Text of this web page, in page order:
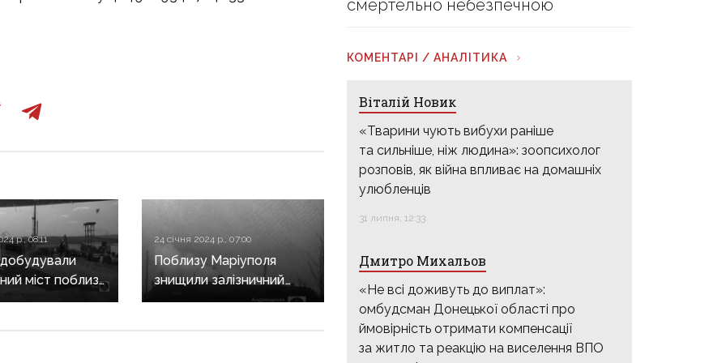
р., 08:11
міст поблизу
Маріуполя
24 січня 2024 р., 07:00
Поблизу Маріуполя
знищили залізничний
міст, який будували
смертельно небезпечною
КОМЕНТАРІ / АНАЛІТИКА
Віталій Новик
«Тварини чують вибухи раніше
та сильніше, ніж людина»: зоопсихолог
розповів, як війна впливає на домашніх
улюбленців
31 липня, 12:33
Дмитро Михальов
«Не всі доживуть до виплат»:
омбудсман Донецької області про
ймовірність отримати компенсації
за житло та реакцію на виселення ВПО